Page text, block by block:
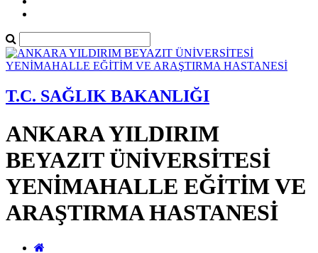
T.C. SAĞLIK BAKANLIĞI
ANKARA YILDIRIM
BEYAZIT ÜNİVERSİTESİ
YENİMAHALLE EĞİTİM VE
ARAŞTIRMA HASTANESİ